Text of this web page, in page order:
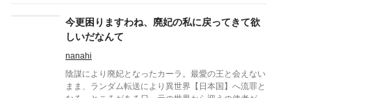
化していき、痺れを切らしたソフィアは、両家の食事
会で……
今更困りますわね、廃妃の私に戻ってきて欲
しいだなんて
nanahi
陰謀により廃妃となったカーラ。最愛の王と会えない
まま、ランダム転送により異世界【日本国】へ流罪と